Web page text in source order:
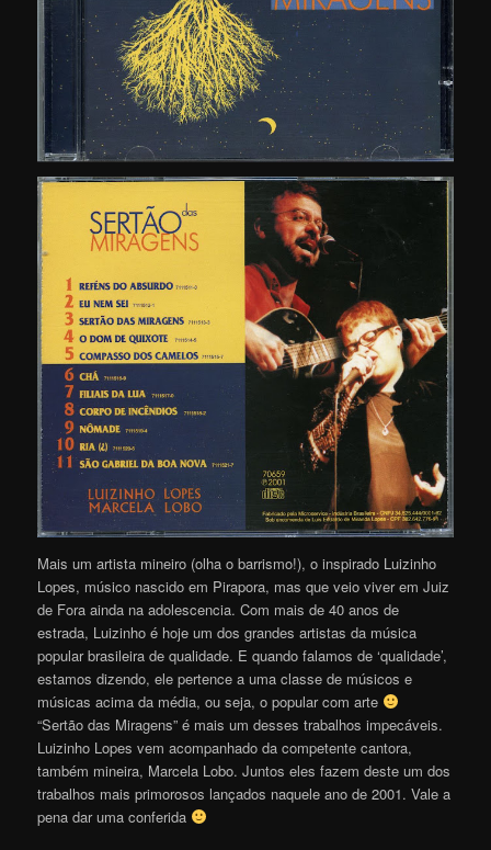
Mais um artista mineiro (olha o barrismo!), o inspirado Luizinho
Lopes, músico nascido em Pirapora, mas que veio viver em Juiz
de Fora ainda na adolescencia. Com mais de 40 anos de
estrada, Luizinho é hoje um dos grandes artistas da música
popular brasileira de qualidade. E quando falamos de ‘qualidade’,
estamos dizendo, ele pertence a uma classe de músicos e
músicas acima da média, ou seja, o popular com arte
“Sertão das Miragens” é mais um desses trabalhos impecáveis.
Luizinho Lopes vem acompanhado da competente cantora,
também mineira, Marcela Lobo. Juntos eles fazem deste um dos
trabalhos mais primorosos lançados naquele ano de 2001. Vale a
pena dar uma conferida